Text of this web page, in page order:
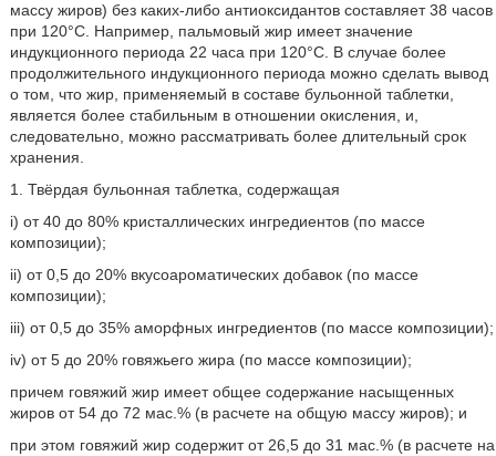
массу жиров) без каких-либо антиоксидантов составляет 38 часов
при 120°C. Например, пальмовый жир имеет значение
индукционного периода 22 часа при 120°C. В случае более
продолжительного индукционного периода можно сделать вывод
о том, что жир, применяемый в составе бульонной таблетки,
является более стабильным в отношении окисления, и,
следовательно, можно рассматривать более длительный срок
хранения.
1. Твёрдая бульонная таблетка, содержащая
i) от 40 до 80% кристаллических ингредиентов (по массе
композиции);
ii) от 0,5 до 20% вкусоароматических добавок (по массе
композиции);
iii) от 0,5 до 35% аморфных ингредиентов (по массе композиции);
iv) от 5 до 20% говяжьего жира (по массе композиции);
причем говяжий жир имеет общее содержание насыщенных
жиров от 54 до 72 мас.% (в расчете на общую массу жиров); и
при этом говяжий жир содержит от 26,5 до 31 мас.% (в расчете на